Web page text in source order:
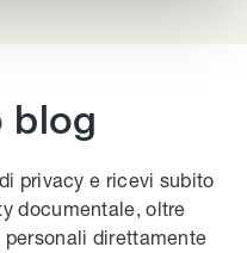
blog
privacy e ricevi subito
documentale, oltre
direttamente